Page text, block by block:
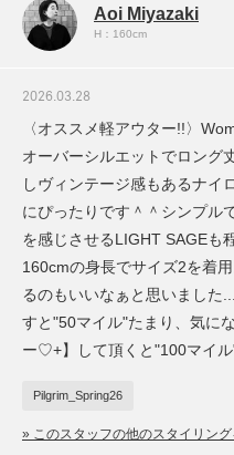
Aoi Miyazaki
H：160cm
2026.03.28
〈オススメ軽アウター!!〉
オーバーシルエットでロン
しヴィンテージ感もあるナイ
にぴったりです＾＾シンプル
を感じさせるLIGHT SAGEも
160cmの身長でサイズ2を着
るのもいいなぁと思いまし
すと"50マイル"たまり、気に
ー♡+】して頂くと"100マイ
Pilgrim_Spring26
» このスタッフの他のスタイリング